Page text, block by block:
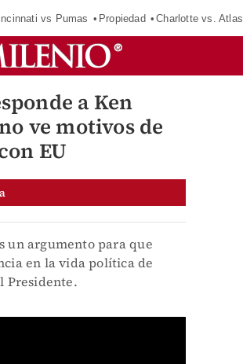
vs Pumas Propiedad Charlotte vs. Atlas
a Ken
ve motivos de
EU
un argumento para que
en la vida política de
Presidente.